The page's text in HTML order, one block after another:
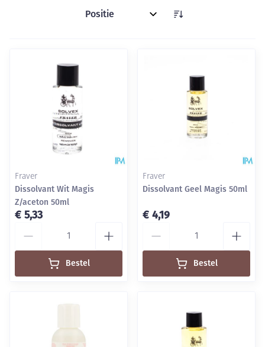
Sorteer op:
Fraver
Dissolvant Wit Magis
Z/aceton 50ml
€ 5,33
Bestel
Fraver
Dissolvant Geel Magis 50ml
€ 4,19
Bestel